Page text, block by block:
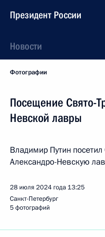
Президент России
Новости
Фотографии
Посещение Свято-
Невской лавры
Владимир Путин
Александро-Невскую
28 июля 2024 года 13:25
Санкт-Петербург
5 фотографий